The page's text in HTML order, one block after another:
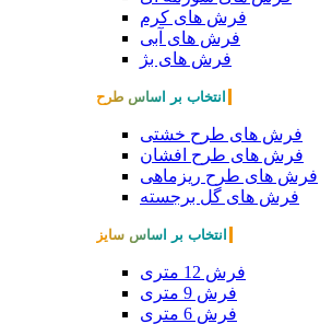
فرش های کرم
فرش های آبی
فرش های بژ
انتخاب بر اساس طرح
فرش های طرح خشتی
فرش های طرح افشان
فرش های طرح ریزماهی
فرش های گل برجسته
انتخاب بر اساس سایز
فرش 12 متری
فرش 9 متری
فرش 6 متری